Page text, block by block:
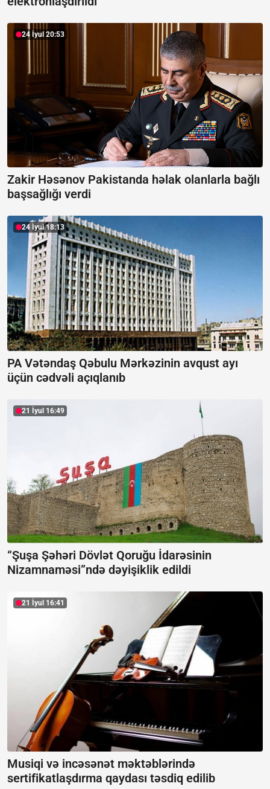
24 İyul 20:53
Zakir Həsənov Pakistanda həlak olanlarla bağlı
başsağlığı verdi
24 İyul 18:13
PA Vətəndaş Qəbulu Mərkəzinin avqust ayı
üçün cədvəli açıqlanıb
21 İyul 16:49
“Şuşa Şəhəri Dövlət Qoruğu İdarəsinin
Nizamnaməsi”ndə dəyişiklik edildi
21 İyul 16:41
Musiqi və incəsənət məktəblərində
sertifikatlaşdırma qaydası təsdiq edilib